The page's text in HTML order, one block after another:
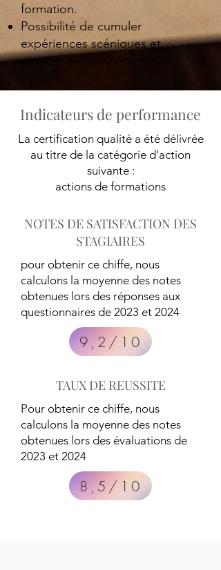
formation.
Possibilité de cumuler
expériences scéniques et
montée en compétences.
Indicateurs de performance
La certification qualité a été délivrée
au titre de la catégorie d’action
suivante :
actions de formations
NOTES DE SATISFACTION DES
STAGIAIRES
pour obtenir ce chiffe, nous
calculons la moyenne des notes
obtenues lors des réponses aux
questionnaires de 2023 et 2024
9,2/10
TAUX DE REUSSITE
Pour obtenir ce chiffe, nous
calculons la moyenne des notes
obtenues lors des évaluations de
2023 et 2024
8,5/10